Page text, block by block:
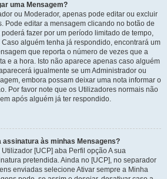
uma Mensagem?
ou Moderador, apenas pode editar ou excluir
Pode editar a mensagem clicando no botão de
fazer por um período limitado de tempo,
alguém tenha já respondido, encontrará um
que reporta o número de vezes que a
e a hora. Isto não aparece apenas caso alguém
igualmente se um Administrador ou
embora possam deixar uma nota informar o
Por favor note que os Utilizadores normais não
após alguém já ter respondido.
às minhas Mensagens?
[UCP] aba Perfil opção A sua
pretendida. Ainda no [UCP], no separador
enviadas selecione Ativar sempre a Minha